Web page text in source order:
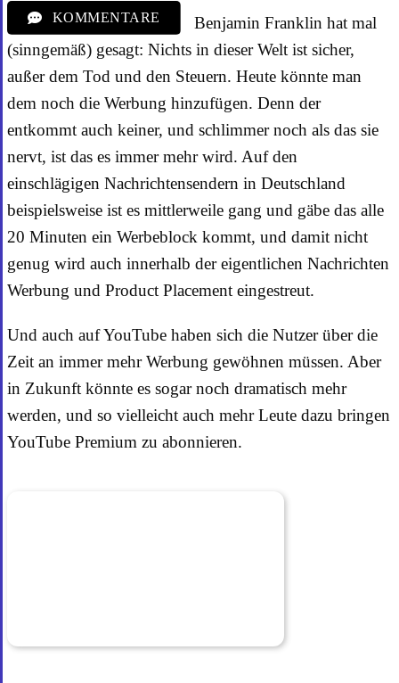
KOMMENTARE
Benjamin Franklin hat mal
(sinngemäß) gesagt: Nichts in dieser Welt ist sicher,
außer dem Tod und den Steuern. Heute könnte man
dem noch die Werbung hinzufügen. Denn der
entkommt auch keiner, und schlimmer noch als das sie
nervt, ist das es immer mehr wird. Auf den
einschlägigen Nachrichtensendern in Deutschland
beispielsweise ist es mittlerweile gang und gäbe das alle
20 Minuten ein Werbeblock kommt, und damit nicht
genug wird auch innerhalb der eigentlichen Nachrichten
Werbung und Product Placement eingestreut.
Und auch auf YouTube haben sich die Nutzer über die
Zeit an immer mehr Werbung gewöhnen müssen. Aber
in Zukunft könnte es sogar noch dramatisch mehr
werden, und so vielleicht auch mehr Leute dazu bringen
YouTube Premium zu abonnieren.